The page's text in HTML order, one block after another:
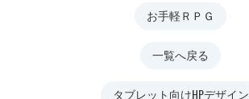
お手軽ＲＰＧ
一覧へ戻る
タブレット向けHPデザイン